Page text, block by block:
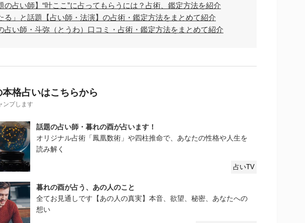
の占い師】“叶ここ”に占ってもらうには？占術、鑑定方法を紹介
る」と話題【占い師・法演】の占術・鑑定方法をまとめて紹介
占い師・斗弥（とうわ）口コミ・占術・鑑定方法をまとめて紹介
格占いはこちらから
ンプします
話題の占い師・暮れの酉が占います！
オリジナル占術「鳳凰数術」や四柱推命で、あなたの性格や人生を
読み解く
占いTV
暮れの酉が占う、あの人のこと
全てお見通しです【あの人の真実】本音、欲望、秘密、あなたへの
想い